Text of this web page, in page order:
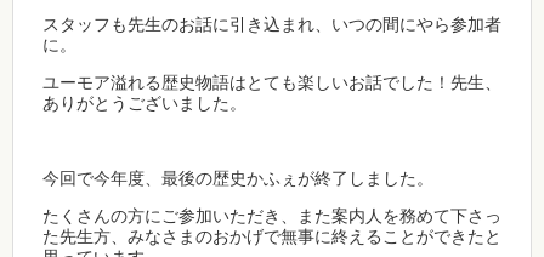
スタッフも先生のお話に引き込まれ、いつの間にやら参加者
に。
ユーモア溢れる歴史物語はとても楽しいお話でした！先生、
ありがとうございました。
今回で今年度、最後の歴史かふぇが終了しました。
たくさんの方にご参加いただき、また案内人を務めて下さっ
た先生方、みなさまのおかげで無事に終えることができたと